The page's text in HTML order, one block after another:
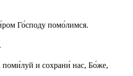
Го́споду помо́лимся.
поми́луй и сохрани́ нас, Бо́же,